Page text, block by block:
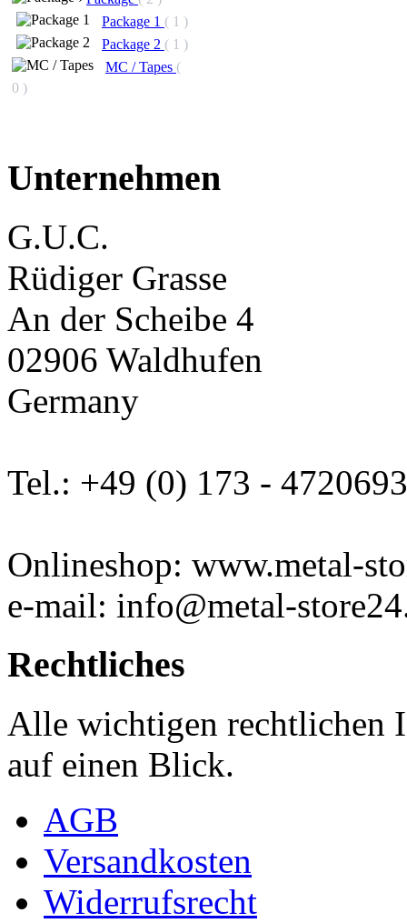
Package 1 ( 1 )
Package 2 ( 1 )
MC / Tapes (
0 )
Unternehmen
G.U.C.
Rüdiger Grasse
An der Scheibe 4
02906 Waldhufen
Germany
Tel.: +49 (0) 173 - 4720693
Onlineshop: www.metal-
e-mail: info@metal-
Rechtliches
Alle wichtigen rechtlichen
auf einen Blick.
AGB
Versandkosten
Widerrufsrecht